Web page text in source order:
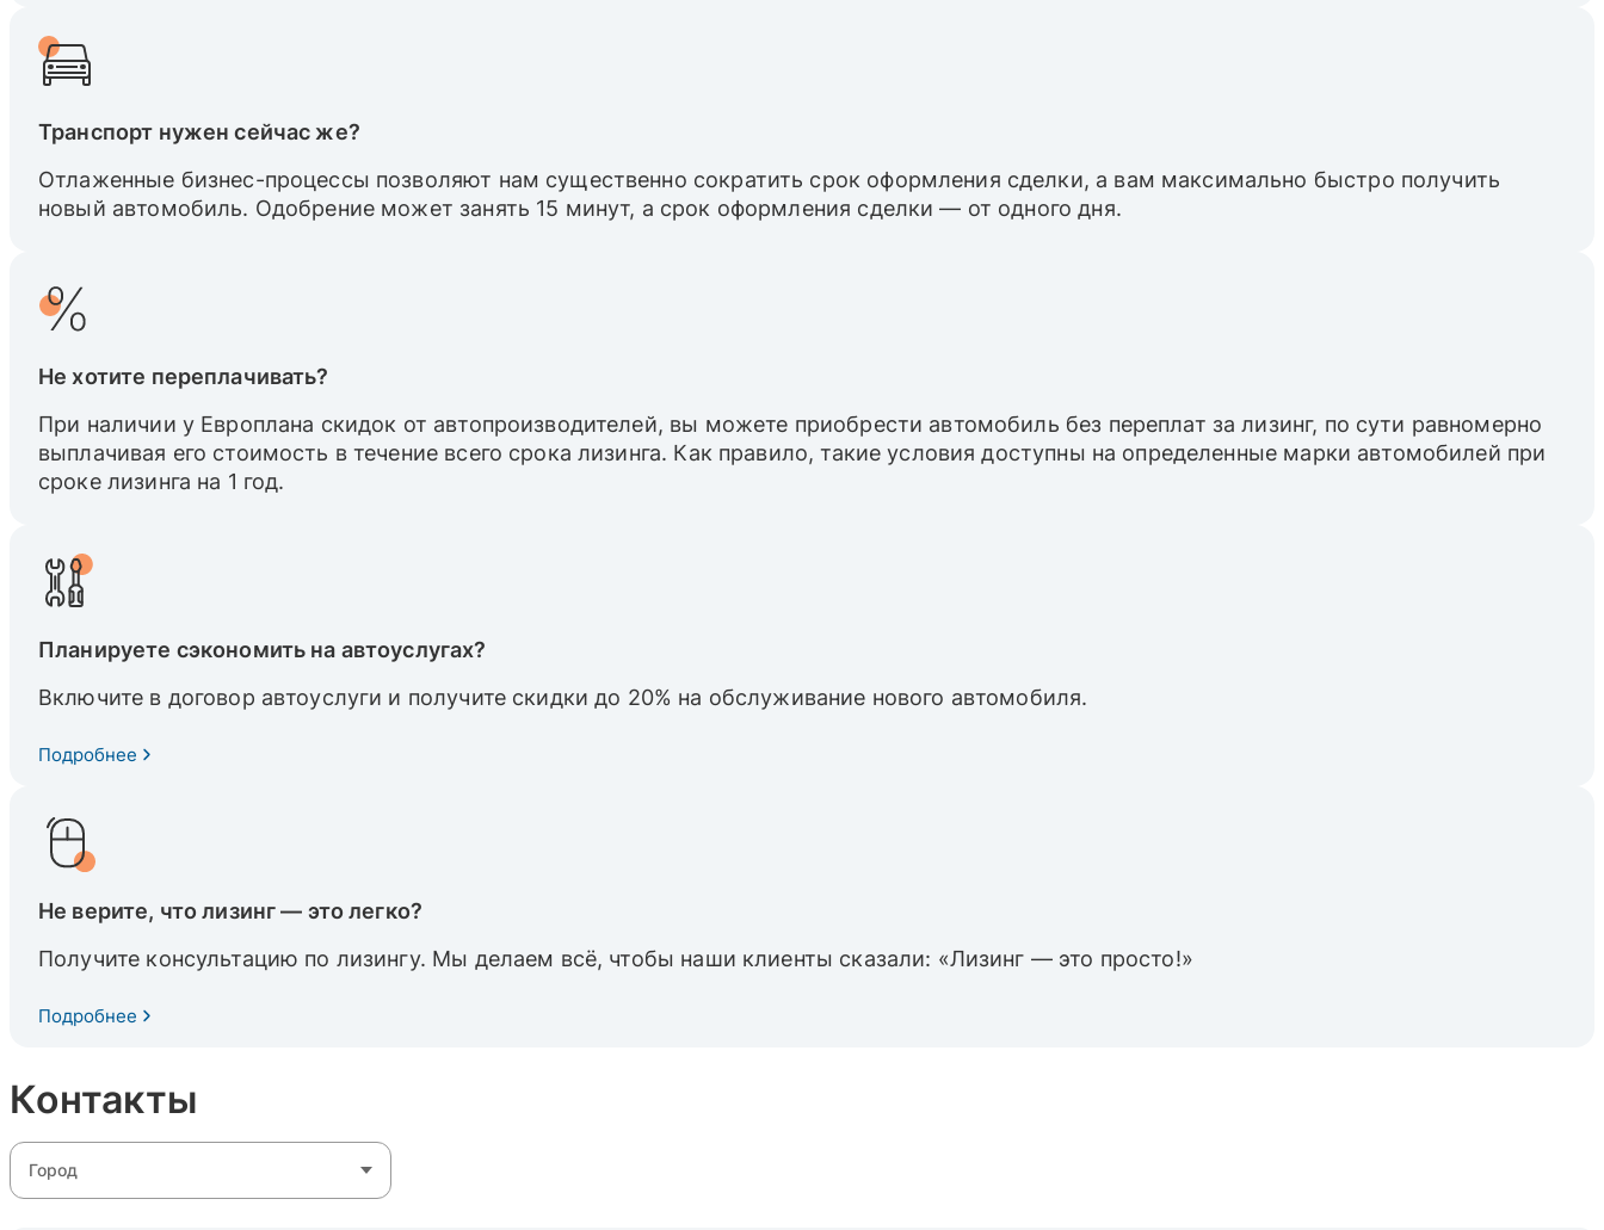
Транспорт нужен сейчас же?
Отлаженные бизнес-процессы позволяют нам существенно сократить срок оформления сделки, а вам максимально быстро получить
новый автомобиль. Одобрение может занять 15 минут, а срок оформления сделки — от одного дня.
Не хотите переплачивать?
При наличии у Европлана скидок от автопроизводителей, вы можете приобрести автомобиль без переплат за лизинг, по сути равномерно
выплачивая его стоимость в течение всего срока лизинга. Как правило, такие условия доступны на определенные марки автомобилей при
сроке лизинга на 1 год.
Планируете сэкономить на автоуслугах?
Включите в договор автоуслуги и получите скидки до 20% на обслуживание нового автомобиля.
Подробнее
Не верите, что лизинг — это легко?
Получите консультацию по лизингу. Мы делаем всё, чтобы наши клиенты сказали: «Лизинг — это просто!»
Подробнее
Контакты
Город